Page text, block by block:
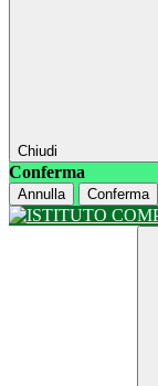
Chiudi
Conferma
Annulla Conferma